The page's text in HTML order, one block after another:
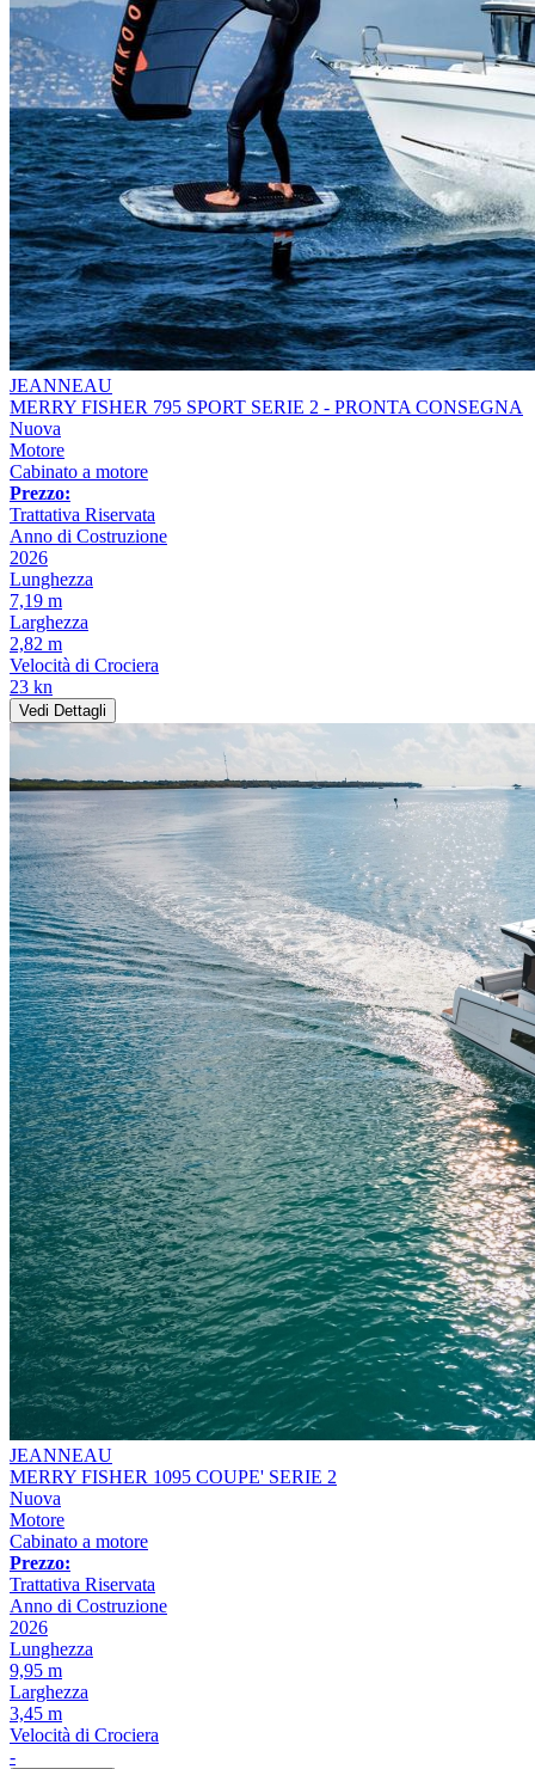
JEANNEAU
MERRY FISHER 795 SPORT SERIE 2 - PRONTA CONSEGNA
Nuova
Motore
Cabinato a motore
Prezzo:
Trattativa Riservata
Anno di Costruzione
2026
Lunghezza
7,19 m
Larghezza
2,82 m
Velocità di Crociera
23 kn
Vedi Dettagli
JEANNEAU
MERRY FISHER 1095 COUPE' SERIE 2
Nuova
Motore
Cabinato a motore
Prezzo:
Trattativa Riservata
Anno di Costruzione
2026
Lunghezza
9,95 m
Larghezza
3,45 m
Velocità di Crociera
-